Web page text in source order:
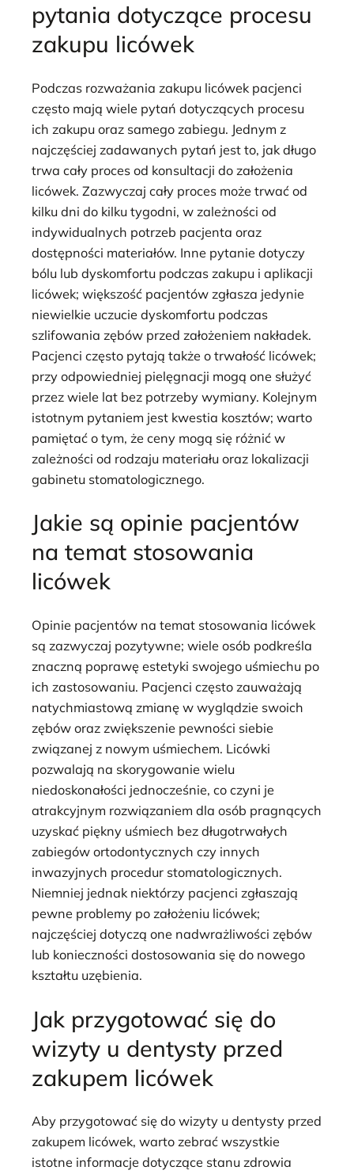
pytania dotyczące procesu
zakupu licówek
Podczas rozważania zakupu licówek pacjenci
często mają wiele pytań dotyczących procesu
ich zakupu oraz samego zabiegu. Jednym z
najczęściej zadawanych pytań jest to, jak długo
trwa cały proces od konsultacji do założenia
licówek. Zazwyczaj cały proces może trwać od
kilku dni do kilku tygodni, w zależności od
indywidualnych potrzeb pacjenta oraz
dostępności materiałów. Inne pytanie dotyczy
bólu lub dyskomfortu podczas zakupu i aplikacji
licówek; większość pacjentów zgłasza jedynie
niewielkie uczucie dyskomfortu podczas
szlifowania zębów przed założeniem nakładek.
Pacjenci często pytają także o trwałość licówek;
przy odpowiedniej pielęgnacji mogą one służyć
przez wiele lat bez potrzeby wymiany. Kolejnym
istotnym pytaniem jest kwestia kosztów; warto
pamiętać o tym, że ceny mogą się różnić w
zależności od rodzaju materiału oraz lokalizacji
gabinetu stomatologicznego.
Jakie są opinie pacjentów
na temat stosowania
licówek
Opinie pacjentów na temat stosowania licówek
są zazwyczaj pozytywne; wiele osób podkreśla
znaczną poprawę estetyki swojego uśmiechu po
ich zastosowaniu. Pacjenci często zauważają
natychmiastową zmianę w wyglądzie swoich
zębów oraz zwiększenie pewności siebie
związanej z nowym uśmiechem. Licówki
pozwalają na skorygowanie wielu
niedoskonałości jednocześnie, co czyni je
atrakcyjnym rozwiązaniem dla osób pragnących
uzyskać piękny uśmiech bez długotrwałych
zabiegów ortodontycznych czy innych
inwazyjnych procedur stomatologicznych.
Niemniej jednak niektórzy pacjenci zgłaszają
pewne problemy po założeniu licówek;
najczęściej dotyczą one nadwrażliwości zębów
lub konieczności dostosowania się do nowego
kształtu uzębienia.
Jak przygotować się do
wizyty u dentysty przed
zakupem licówek
Aby przygotować się do wizyty u dentysty przed
zakupem licówek, warto zebrać wszystkie
istotne informacje dotyczące stanu zdrowia